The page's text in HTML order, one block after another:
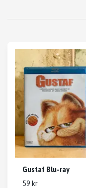
Gustaf Blu-ray
59 kr